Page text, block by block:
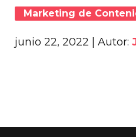
Marketing de
junio 22, 2022 | Autor: